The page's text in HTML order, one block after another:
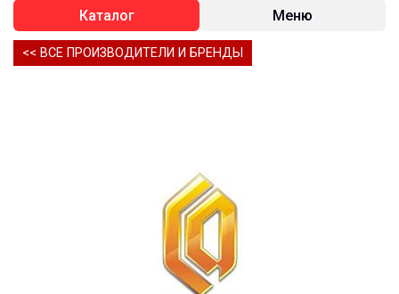
Каталог Меню
<< ВСЕ ПРОИЗВОДИТЕЛИ И БРЕНДЫ